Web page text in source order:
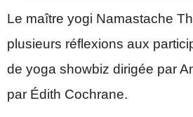
Le maître yogi Namastache
plusieurs réflexions aux
de yoga showbiz dirigée par
par Édith Cochrane.